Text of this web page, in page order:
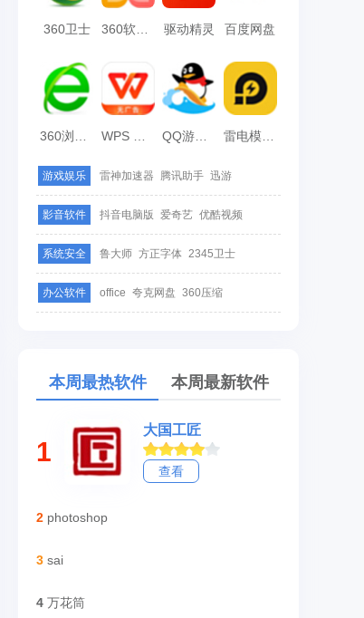
360卫士 360软件管家 驱动精灵 百度网盘
雷电模拟器
游戏娱乐 雷神加速器 腾讯助手 迅游
影音软件 抖音电脑版 爱奇艺 优酷视频
系统安全 鲁大师 方正字体 2345卫士
办公软件 office 夸克网盘 360压缩
本周最热软件 本周最新软件
1
大国工匠
查看
2 photoshop
3 sai
4 万花筒